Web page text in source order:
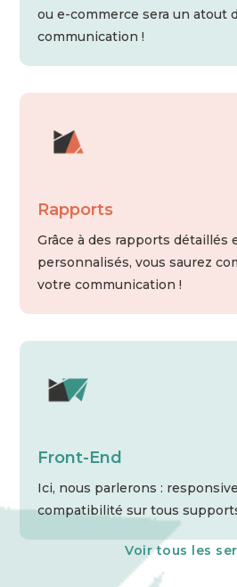
ou e-commerce sera un atout
communication !
Rapports
Grâce à des rapports détaillés
personnalisés, vous saurez
votre communication !
Front-End
Ici, nous parlerons :
compatibilité sur tous
Voir tous les